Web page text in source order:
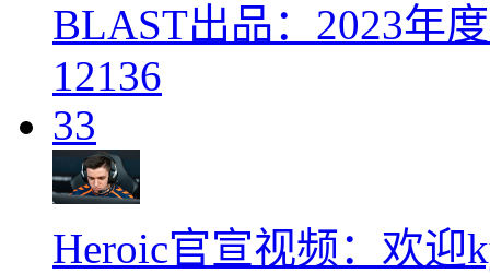
BLAST出品：2023年
12136
33
Heroic官宣视频：欢迎